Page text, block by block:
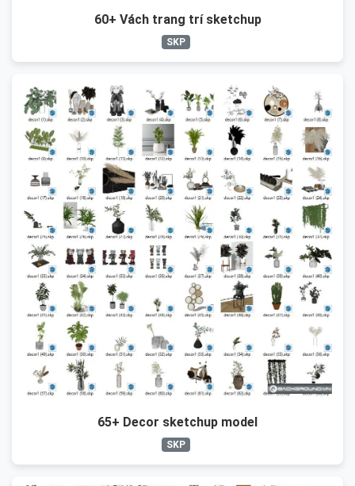
60+ Vách trang trí sketchup
SKP
65+ Decor sketchup model
SKP